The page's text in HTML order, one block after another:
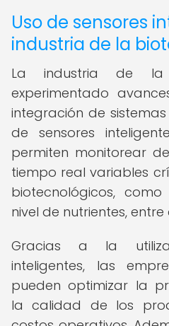
Uso de sensores
industria de la
La industria de la
experimentado
integración de
de sensores
permiten monitorear
tiempo real variables
biotecnológicos,
nivel de nutrientes, entre
Gracias a la
inteligentes, las
pueden optimizar la
la calidad de los